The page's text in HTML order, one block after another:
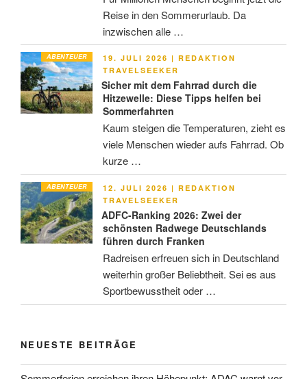
Reise in den Sommerurlaub. Da
inzwischen alle …
ABENTEUER
VERÖFFENTLICHT
AM
19. JULI 2026 | REDAKTION
TRAVELSEEKER
Sicher mit dem Fahrrad durch die
Hitzewelle: Diese Tipps helfen bei
Sommerfahrten
Kaum steigen die Temperaturen, zieht es
viele Menschen wieder aufs Fahrrad. Ob
kurze …
ABENTEUER
VERÖFFENTLICHT
AM
12. JULI 2026 | REDAKTION
TRAVELSEEKER
ADFC-Ranking 2026: Zwei der
schönsten Radwege Deutschlands
führen durch Franken
Radreisen erfreuen sich in Deutschland
weiterhin großer Beliebtheit. Sei es aus
Sportbewusstheit oder …
NEUESTE BEITRÄGE